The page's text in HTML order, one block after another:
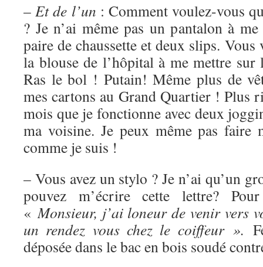
–Et de l’un : Comment voulez-vous
? Je n’ai même pas un pantalon à me
paire de chaussette et deux slips. Vous
la blouse de l’hôpital à me mettre
Ras le bol ! Putain! Même plus de
mes cartons au Grand Quartier ! Plus
mois que je fonctionne avec deux
ma voisine. Je peux même pas faire
comme je suis !
– Vous avez un stylo ? Je n’ai qu’un
pouvez m’écrire cette lettre?
«Monsieur, j’ai loneur de venir vers
un rendez vous chez le coiffeur ».
déposée dans le bac en bois soudé